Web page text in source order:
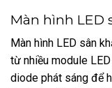
Màn hình LED
Màn hình LED sân
từ nhiều module
diode phát sáng để